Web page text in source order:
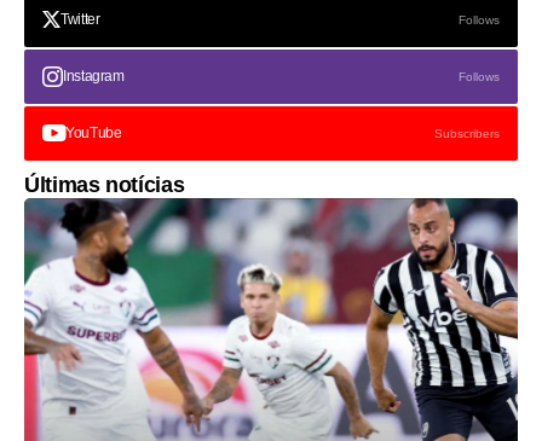
Twitter Follows
Instagram Follows
YouTube Subscribers
Últimas notícias